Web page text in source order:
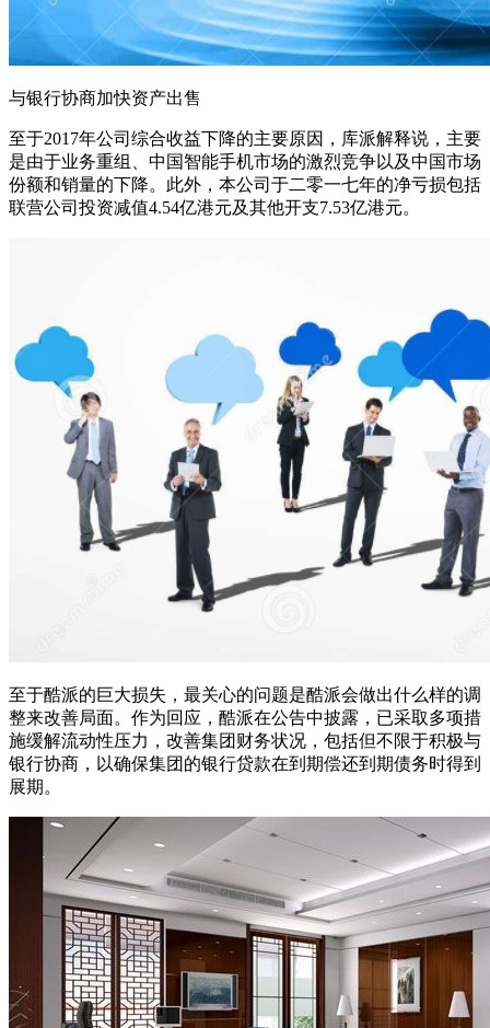
与银行协商加快资产出售
至于2017年公司综合收益下降的主要原因，库派解释说，主要
是由于业务重组、中国智能手机市场的激烈竞争以及中国市场
份额和销量的下降。此外，本公司于二零一七年的净亏损包括
联营公司投资减值4.54亿港元及其他开支7.53亿港元。
至于酷派的巨大损失，最关心的问题是酷派会做出什么样的调
整来改善局面。作为回应，酷派在公告中披露，已采取多项措
施缓解流动性压力，改善集团财务状况，包括但不限于积极与
银行协商，以确保集团的银行贷款在到期偿还到期债务时得到
展期。